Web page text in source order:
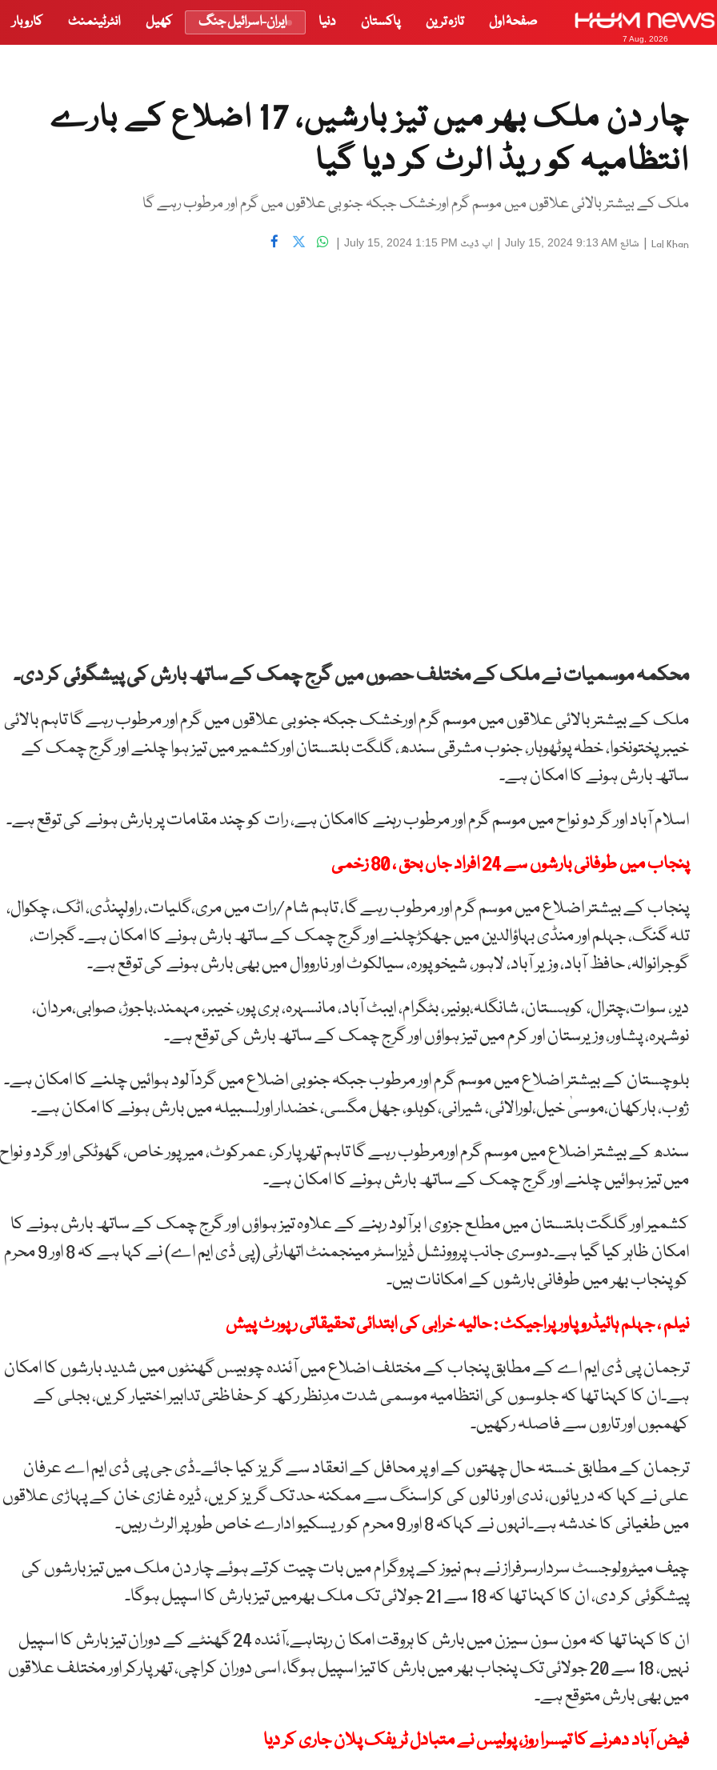
7 Aug, 2026
صفحۂ اول تازہ ترین پاکستان دنیا ایران-اسرائیل جنگ کھیل انٹرٹینمنٹ کاروبار
چار دن ملک بھر میں تیز بارشیں، 17 اضلاع کے بارے
انتظامیہ کو ریڈ الرٹ کر دیا گیا
ملک کے بیشتر بالائی علاقوں میں موسم گرم اورخشک جبکہ جنوبی علاقوں میں گرم اور مرطوب رہے گا
Lal Khan
| شائع July 15, 2024 9:13 AM
| اپ ڈیٹ July 15, 2024 1:15 PM
|
محکمہ موسمیات نے ملک کے مختلف حصوں میں گرج چمک کے ساتھ بارش کی پیشگوئی کر دی۔
ملک کے بیشتر بالائی علاقوں میں موسم گرم اورخشک جبکہ جنوبی علاقوں میں گرم اور مرطوب رہے گا تاہم بالائی
خیبر پختونخوا، خطہ پوٹھوہار، جنوب مشرقی سندھ، گلگت بلتستان اورکشمیر میں تیز ہوا چلنے اور گرج چمک کے
ساتھ بارش ہونے کا امکان ہے۔
اسلام آباد اور گر دو نواح میں موسم گرم اور مرطوب رہنے کاامکان ہے، رات کو چند مقامات پر بارش ہونے کی توقع ہے۔
پنجاب میں طوفانی بارشوں سے 24 افراد جاں بحق ، 80 زخمی
پنجاب کے بیشتر اضلاع میں موسم گرم اور مرطوب رہے گا، تاہم شام/رات میں مری،گلیات، راولپنڈی، اٹک، چکوال،
تلہ گنگ، جہلم اور منڈی بہاؤالدین میں جھکڑچلنے اور گرج چمک کے ساتھ بارش ہونے کا امکان ہے۔ گجرات،
گوجرانوالہ، حافظ آباد، وزیر آباد، لاہور، شیخوپورہ، سیالکوٹ اور نارووال میں بھی بارش ہونے کی توقع ہے۔
دیر، سوات،چترال، کوہستان، شانگلہ،بونیر، بٹگرام، ایبٹ آباد، مانسہرہ، ہری پور، خیبر، مہمند،باجوڑ، صوابی،مردان،
نوشہرہ، پشاور، وزیرستان اور کرم میں تیز ہواؤں اور گرج چمک کے ساتھ بارش کی توقع ہے۔
بلوچستان کے بیشتر اضلاع میں موسم گرم اور مرطوب جبکہ جنوبی اضلاع میں گردآلود ہوائیں چلنے کا امکان ہے۔
ژوب، بارکھان،موسیٰ خیل،لورالائی، شیرانی،کوہلو، جھل مگسی، خضدار اورلسبیلہ میں بارش ہونے کا امکان ہے۔
سندھ کے بیشتر اضلاع میں موسم گرم اورمرطوب رہے گا تاہم تھرپارکر، عمرکوٹ، میرپور خاص، گھوٹکی اور گرد و نواح
میں تیز ہوائیں چلنے اور گرج چمک کے ساتھ بارش ہونے کا امکان ہے۔
کشمیر اور گلگت بلتستان میں مطلع جزوی ا برآلود رہنے کے علاوہ تیز ہواؤں اور گرج چمک کے ساتھ بارش ہونے کا
امکان ظاہر کیا گیا ہے۔دوسری جانب پروونشل ڈیزاسٹر مینجمنٹ اتھارٹی (پی ڈی ایم اے) نے کہا ہے کہ 8 اور 9 محرم
کو پنجاب بھر میں طوفانی بارشوں کے امکانات ہیں۔
نیلم ، جہلم ہائیڈروپاور پراجیکٹ : حالیہ خرابی کی ابتدائی تحقیقاتی رپورٹ پیش
ترجمان پی ڈی ایم اے کے مطابق پنجاب کے مختلف اضلاع میں آئندہ چوبیس گھنٹوں میں شدید بارشوں کا امکان
ہے۔ان کا کہنا تھا کہ جلوسوں کی انتظامیہ موسمی شدت مدِنظر رکھ کر حفاظتی تدابیر اختیار کریں، بجلی کے
کھمبوں اور تاروں سے فاصلہ رکھیں۔
ترجمان کے مطابق خستہ حال چھتوں کے اوپر محافل کے انعقاد سے گریز کیا جائے۔ڈی جی پی ڈی ایم اے عرفان
علی نے کہا کہ دریائوں، ندی اور نالوں کی کراسنگ سے ممکنہ حد تک گریز کریں، ڈیرہ غازی خان کے پہاڑی علاقوں
میں طغیانی کا خدشہ ہے۔انہوں نے کہاکہ 8 اور 9 محرم کو ریسکیو ادارے خاص طور پر الرٹ رہیں۔
چیف میٹرولوجسٹ سردارسرفراز نے ہم نیوز کے پروگرام میں بات چیت کرتے ہوئے چار دن ملک میں تیز بارشوں کی
پیشگوئی کر دی، ان کا کہنا تھا کہ 18 سے 21 جولائی تک ملک بھرمیں تیز بارش کا اسپیل ہوگا۔
ان کا کہنا تھا کہ مون سون سیزن میں بارش کا ہروقت امکا ن رہتاہے،آئندہ 24 گھنٹے کے دوران تیز بارش کا اسپیل
نہیں، 18 سے 20 جولائی تک پنجاب بھر میں بارش کا تیز اسپیل ہوگا، اسی دوران کراچی، تھرپارکر اور مختلف علاقوں
میں بھی بارش متوقع ہے۔
فیض آباد دھرنے کا تیسرا روز، پولیس نے متبادل ٹریفک پلان جاری کر دیا